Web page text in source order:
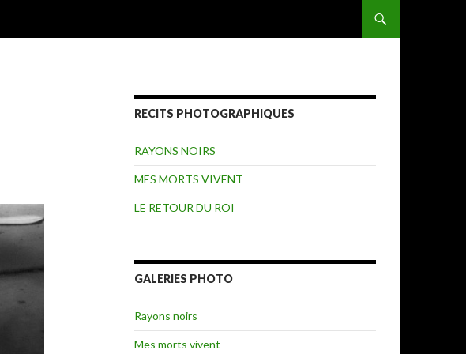
RECITS PHOTOGRAPHIQUES
RAYONS NOIRS
MES MORTS VIVENT
LE RETOUR DU ROI
GALERIES PHOTO
Rayons noirs
Mes morts vivent